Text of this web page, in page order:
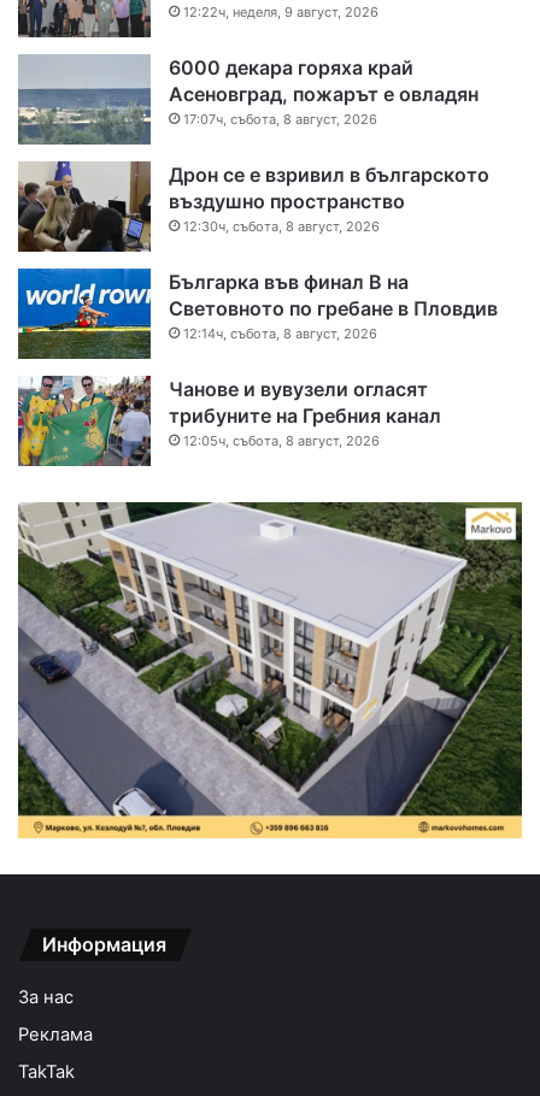
12:22ч, неделя, 9 август, 2026
6000 декара горяха край
Асеновград, пожарът е овладян
17:07ч, събота, 8 август, 2026
Дрон се е взривил в българското
въздушно пространство
12:30ч, събота, 8 август, 2026
Българка във финал B на
Световното по гребане в Пловдив
12:14ч, събота, 8 август, 2026
Чанове и вувузели огласят
трибуните на Гребния канал
12:05ч, събота, 8 август, 2026
Информация
За нас
Реклама
TakTak